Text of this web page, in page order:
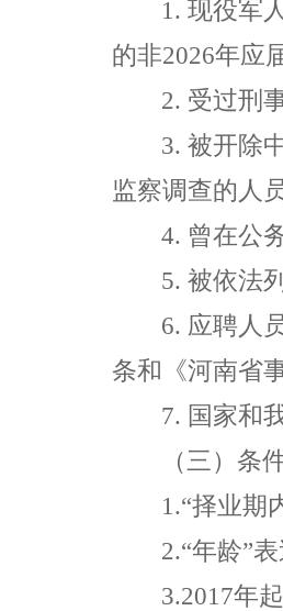
1. 现役军
的非2026年应
2. 受过刑
3. 被开除
监察调查的人
4. 曾在公
5. 被依法
6. 应聘人
条和《河南省
7. 国家和
（三）条
1.“择业期
2.“年龄”
3.2017年